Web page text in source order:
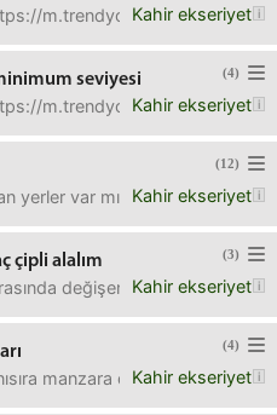
Kahir ekseriyet
m.trendyol.com/delonghi/
(4)
seviyesi
Kahir ekseriyet
m.trendyol.com/delonghi/
(12)
Kahir ekseriyet
yerler var mı? Rica etmek
(3)
çipli alalım
Kahir ekseriyet
değişen sayılarda çipler
(4)
Kahir ekseriyet
manzara da olsa iyi olur.